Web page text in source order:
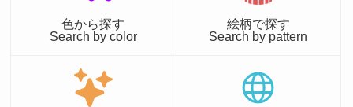
色から探す
Search by color
絵柄で探す
Search by pattern